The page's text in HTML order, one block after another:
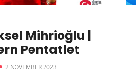
Mihrioğlu |
Pentatlet
2 NOVEMBER 2023